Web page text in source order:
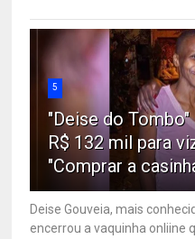
5
"Deise do
R$ 132 mil para
"Comprar a
Deise Gouveia, mais
encerrou a vaquinha onliine